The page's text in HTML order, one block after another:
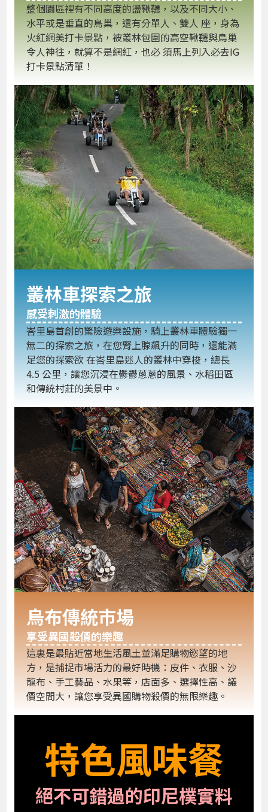
整個園區裡有不同高度的盪鞦韆，以及不同大小、
水平或是垂直的鳥巢，還有分單人、雙人 座，身為
火紅網美打卡景點，被叢林包圍的高空鞦韆與鳥巢
令人神往，就算不是網紅，也必 須馬上列入必去IG
打卡景點清單！
叢林車探索之旅
感受刺激的體驗
峇里島首創的驚險遊樂設施，騎上叢林車體驗獨一
無二的探索之旅，在您腎上腺飆升的同時，還能滿
足您的探索欲 在峇里島迷人的叢林中穿梭，總長
4.5 公里，讓您沉浸在鬱鬱蔥蔥的風景、水稻田區
和傳統村莊的美景中。
烏布傳統市場
享受異國殺價的樂趣
這裏是最貼近當地生活風土並滿足購物慾望的地
方，是捕捉市場活力的最好時機：皮件、衣服、沙
龍布、手工藝品、水果等，店面多、選擇性高、議
價空間大，讓您享受異國購物殺價的無限樂趣。
特色風味餐
絕不可錯過的印尼樸實料